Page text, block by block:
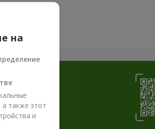
на
также этот
и